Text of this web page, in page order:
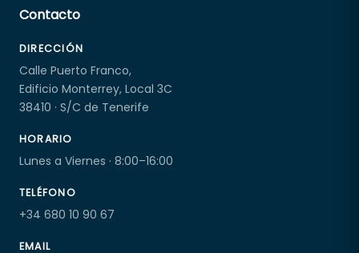
Contacto
DIRECCIÓN
Calle Puerto Franco,
Edificio Monterrey, Local 3C
38410 · S/C de Tenerife
HORARIO
Lunes a Viernes · 8:00–16:00
TELÉFONO
+34 680 10 90 67
EMAIL